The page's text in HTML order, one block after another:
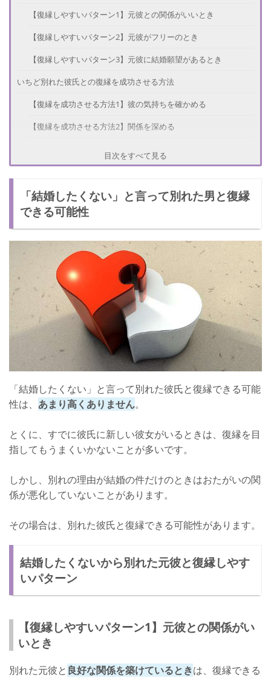
【復縁しやすいパターン1】元彼との関係がいいとき
【復縁しやすいパターン2】元彼がフリーのとき
【復縁しやすいパターン3】元彼に結婚願望があるとき
いちど別れた彼氏との復縁を成功させる方法
【復縁を成功させる方法1】彼の気持ちを確かめる
【復縁を成功させる方法2】関係を深める
結婚につながる可能性はある？
元彼と復縁したい！その後結婚するためのコツ
目次をすべて見る
「結婚したくない」と言って別れた男と復縁
できる可能性
「結婚したくない」と言って別れた彼氏と復縁できる可能
性は、 あまり高くありません。
とくに、すでに彼氏に新しい彼女がいるときは、復縁を目
指してもうまくいかないことが多いです。
しかし、別れの理由が結婚の件だけのときはおたがいの関
係が悪化していないことがあります。
その場合は、別れた彼氏と復縁できる可能性があります。
結婚したくないから別れた元彼と復縁しやす
いパターン
【復縁しやすいパターン1】元彼との関係がい
いとき
別れた元彼と 良好な関係を築けているときは、復縁できる